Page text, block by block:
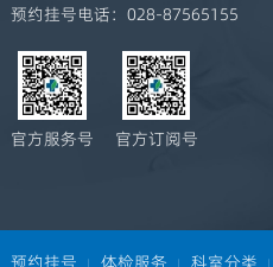
预约挂号电话： 028-87565155
官方服务号 官方订阅号